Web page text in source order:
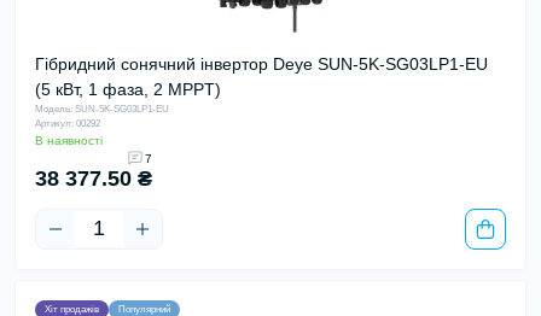
Гібридний сонячний інвертор Deye SUN-5K-SG03LP1-EU
(5 кВт, 1 фаза, 2 MPPT)
Модель: SUN-5K-SG03LP1-EU
Артикул: 00292
В наявності
7
38 377.50 ₴
Хіт продажів Популярний